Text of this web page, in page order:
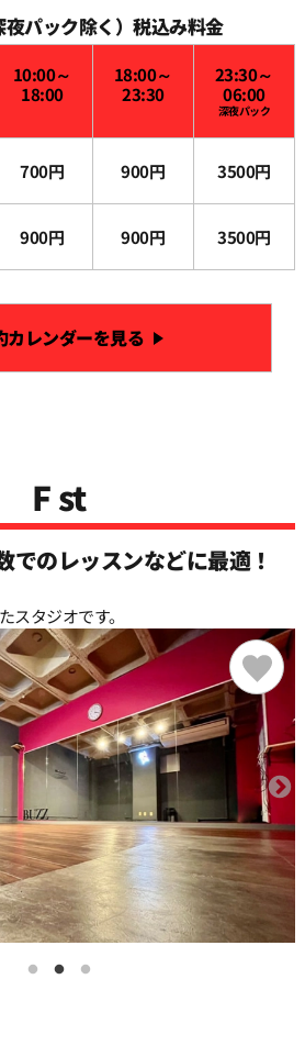
パック除く）税込み料金
10:00～
18:00
18:00～
23:30
23:30～
06:00
深夜パック
700円 900円 3500円
900円 900円 3500円
カレンダーを見る
F st
でのレッスンなどに最適！
スタジオです。